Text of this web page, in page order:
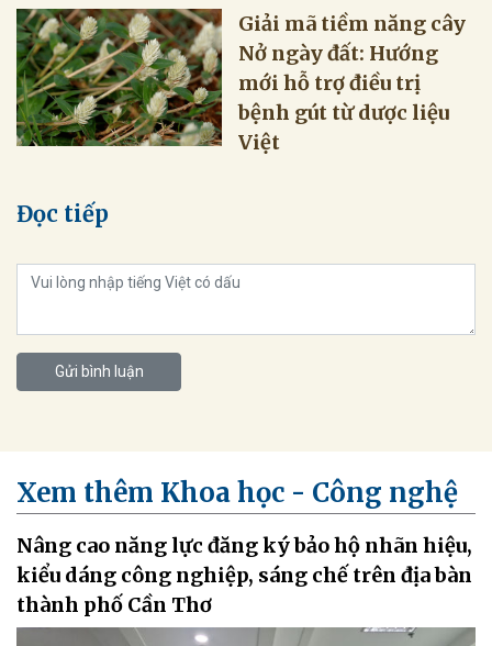
Giải mã tiềm năng cây
Nở ngày đất: Hướng
mới hỗ trợ điều trị
bệnh gút từ dược liệu
Việt
Đọc tiếp
Gửi bình luận
Xem thêm Khoa học - Công nghệ
Nâng cao năng lực đăng ký bảo hộ nhãn hiệu,
kiểu dáng công nghiệp, sáng chế trên địa bàn
thành phố Cần Thơ